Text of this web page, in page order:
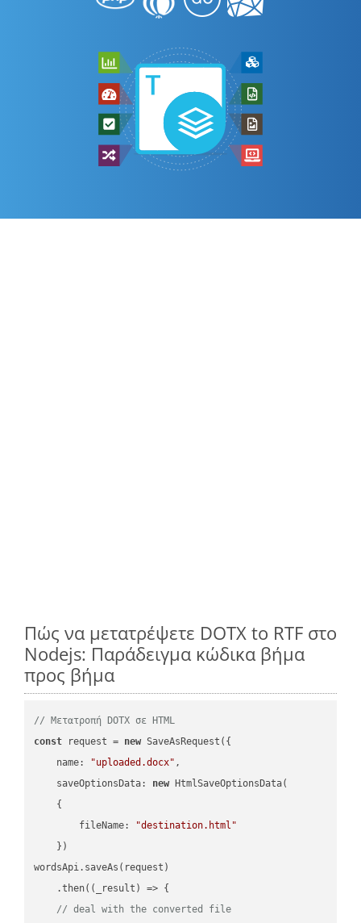
Πώς να μετατρέψετε DOTX to RTF στο
Nodejs: Παράδειγμα κώδικα βήμα
προς βήμα
// Μετατροπή DOTX σε HTML
const request = new SaveAsRequest({
name: "uploaded.docx" ,
saveOptionsData: new HtmlSaveOptionsData(
    {
fileName:
"destination.html"
    })
wordsApi.saveAs(request)
    .then(
( _result ) => {
// deal with the converted file